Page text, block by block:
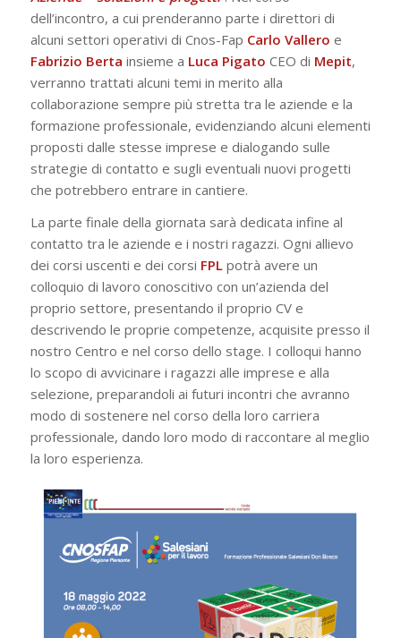
dell’incontro, a cui prenderanno parte i direttori di
alcuni settori operativi di Cnos-Fap Carlo Vallero e
Fabrizio Berta insieme a Luca Pigato CEO di Mepit,
verranno trattati alcuni temi in merito alla
collaborazione sempre più stretta tra le aziende e la
formazione professionale, evidenziando alcuni elementi
proposti dalle stesse imprese e dialogando sulle
strategie di contatto e sugli eventuali nuovi progetti
che potrebbero entrare in cantiere.
La parte finale della giornata sarà dedicata infine al
contatto tra le aziende e i nostri ragazzi. Ogni allievo
dei corsi uscenti e dei corsi FPLpotrà avere un
colloquio di lavoro conoscitivo con un’azienda del
proprio settore, presentando il proprio CV e
descrivendo le proprie competenze, acquisite presso il
nostro Centro e nel corso dello stage. I colloqui hanno
lo scopo di avvicinare i ragazzi alle imprese e alla
selezione, preparandoli ai futuri incontri che avranno
modo di sostenere nel corso della loro carriera
professionale, dando loro modo di raccontare al meglio
la loro esperienza.